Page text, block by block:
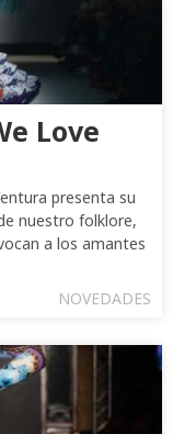
Love
presenta su
nuestro folklore,
a los amantes
NOVEDADES